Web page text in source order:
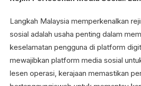
Langkah Malaysia memperkenalkan
sosial adalah usaha penting dalam
keselamatan pengguna di platform
mewajibkan platform media sosial
lesen operasi, kerajaan memastikan